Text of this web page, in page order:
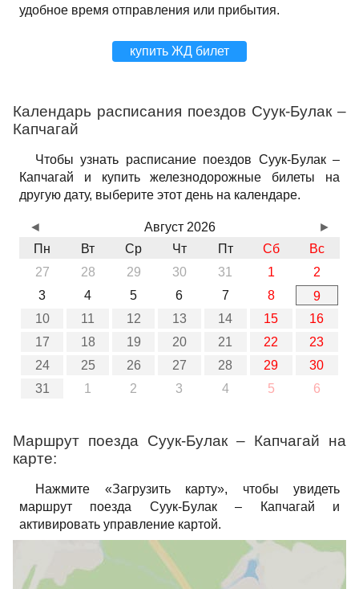
удобное время отправления или прибытия.
купить ЖД билет
Календарь расписания поездов Суук-Булак –
Капчагай
Чтобы узнать расписание поездов Суук-Булак –
Капчагай и купить железнодорожные билеты на
другую дату, выберите этот день на календаре.
Август 2026
Пн
Вт Ср Чт Пт Сб
Вс
27
28 29 30 31 1
2
3
4 5 6 7 8
9
10
11 12 13 14 15
16
17
18 19 20 21 22
23
24
25 26 27 28 29
30
31
1 2 3 4 5 6
◄ ►
Маршрут поезда Суук-Булак – Капчагай на
карте:
Нажмите «Загрузить карту», чтобы увидеть
маршрут поезда Суук-Булак – Капчагай и
активировать управление картой.